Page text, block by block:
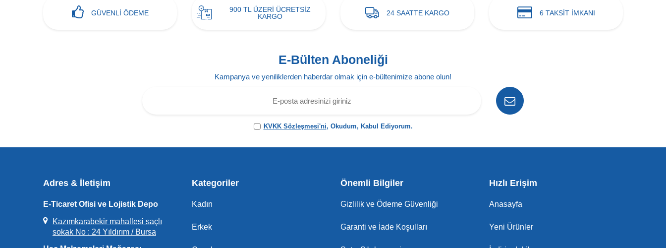
GÜVENLİ ÖDEME
900 TL ÜZERİ ÜCRETSİZ
KARGO
24 SAATTE KARGO 6 TAKSİT İMKANI
E-Bülten Aboneliği
Kampanya ve yeniliklerden haberdar olmak için e-bültenimize abone olun!
KVKK Sözleşmesi'ni, Okudum, Kabul Ediyorum.
Adres & İletişim
E-Ticaret Ofisi ve Lojistik Depo
Kazımkarabekir mahallesi saçlı
sokak No : 24 Yıldırım / Bursa
Kategoriler
Kadın
Erkek
Önemli Bilgiler
Gizlilik ve Ödeme Güvenliği
Garanti ve İade Koşulları
Hızlı Erişim
Anasayfa
Yeni Ürünler